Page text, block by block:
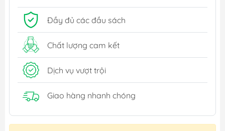
Đầy đủ các đầu sách
Chất lượng cam kết
Dịch vụ vượt trội
Giao hàng nhanh chóng